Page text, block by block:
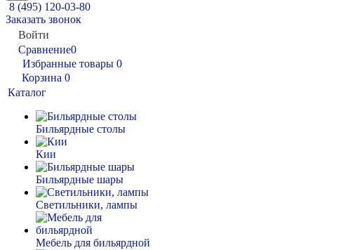
8 (495) 120-03-80
Заказать звонок
Войти
Сравнение0
Избранные товары 0
Корзина 0
Каталог
Бильярдные столы
Кии
Бильярдные шары
Светильники, лампы
Мебель для бильярдной